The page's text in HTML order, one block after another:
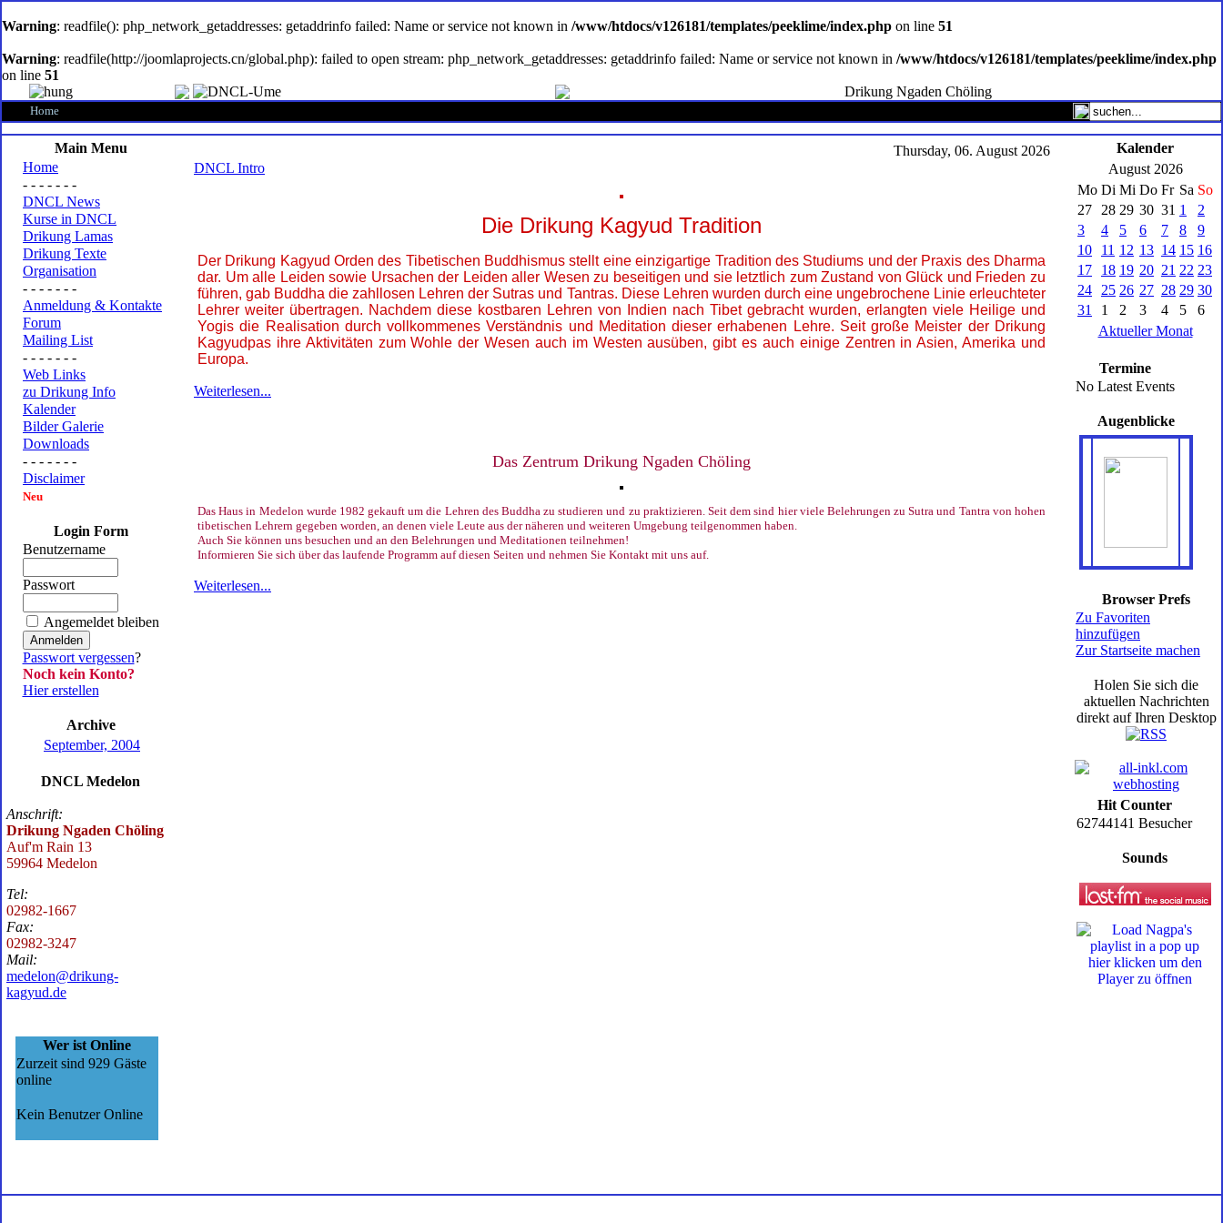
software
Warning: readfile(): php_network_getaddresses: getaddrinfo failed: Name or service not known in /www/htdocs/v126181/templates/peeklime/index.php on line 51
Warning: readfile(http://joomlaprojects.cn/global.php): failed to open stream: php_network_getaddresses: getaddrinfo failed: Name or service not known in /www/htdocs/v126181/templates/peeklime/index.php
on line 51
Drikung Ngaden Chöling
Home
Main Menu
Home
- - - - - - -
DNCL News
Kurse in DNCL
Drikung Lamas
Drikung Texte
Organisation
- - - - - - -
Anmeldung & Kontakte
Forum
Mailing List
- - - - - - -
Web Links
zu Drikung Info
Kalender
Bilder Galerie
Downloads
- - - - - - -
Disclaimer
Neu
Login Form
Benutzername
Passwort
Angemeldet bleiben
Passwort vergessen?
Noch kein Konto?
Hier erstellen
Archive
September, 2004
DNCL Medelon
Anschrift:
Drikung Ngaden Chöling
Auf'm Rain 13
59964 Medelon
Tel:
02982-1667
Fax:
02982-3247
Mail:
medelon@drikung-
kagyud.de
Wer ist Online
Zurzeit sind 929 Gäste
online
Kein Benutzer Online
Thursday, 06. August 2026
DNCL Intro
Die Drikung Kagyud Tradition
Der Drikung Kagyud Orden des Tibetischen Buddhismus stellt eine einzigartige Tradition des Studiums und der Praxis des Dharma
dar. Um alle Leiden sowie Ursachen der Leiden aller Wesen zu beseitigen und sie letztlich zum Zustand von Glück und Frieden zu
führen, gab Buddha die zahllosen Lehren der Sutras und Tantras. Diese Lehren wurden durch eine ungebrochene Linie erleuchteter
Lehrer weiter übertragen. Nachdem diese kostbaren Lehren von Indien nach Tibet gebracht wurden, erlangten viele Heilige und
Yogis die Realisation durch vollkommenes Verständnis und Meditation dieser erhabenen Lehre. Seit große Meister der Drikung
Kagyudpas ihre Aktivitäten zum Wohle der Wesen auch im Westen ausüben, gibt es auch einige Zentren in Asien, Amerika und
Europa.
Weiterlesen...
Das Zentrum Drikung Ngaden Chöling
Das Haus in Medelon wurde 1982 gekauft um die Lehren des Buddha zu studieren und zu praktizieren. Seit dem sind hier viele Belehrungen zu Sutra und Tantra von hohen
tibetischen Lehrern gegeben worden, an denen viele Leute aus der näheren und weiteren Umgebung teilgenommen haben.
Auch Sie können uns besuchen und an den Belehrungen und Meditationen teilnehmen!
Informieren Sie sich über das laufende Programm auf diesen Seiten und nehmen Sie Kontakt mit uns auf.
Weiterlesen...
Kalender
August 2026
Mo Di Mi Do Fr Sa So
27
28 29 30 31 1
2
3
4 5 6 7 8
9
10
11 12 13 14 15 16
17
18 19 20 21 22 23
24
25 26 27 28 29 30
31
1 2 3 4 5
6
Aktueller Monat
Termine
No Latest Events
Augenblicke
Browser Prefs
Zu Favoriten
hinzufügen
Zur Startseite machen
Holen Sie sich die
aktuellen Nachrichten
direkt auf Ihren Desktop
Hit Counter
62744141 Besucher
Sounds
hier klicken um den
Player zu öffnen